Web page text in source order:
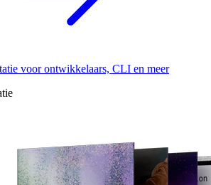
voor ontwikkelaars, CLI en meer